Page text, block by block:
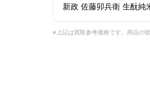
新政 佐藤卯兵衛 生酛純
※上記は買取参考価格です。商品の